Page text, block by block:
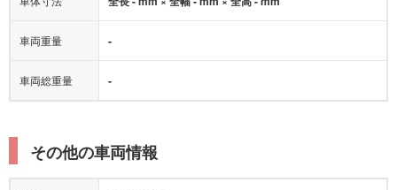
車両重量 -
車両総重量 -
その他の車両情報